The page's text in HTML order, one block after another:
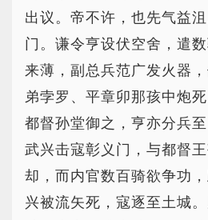
出议。帝不许，也先气益
门。谦令亨设伏空舍，遣
来薄，副总兵范广发火器
弟孛罗、平章卯那孩中炮
都督孙堂御之，亨亦分兵
武兴击寇彰义门，与都督
却，而内官数百骑欲争功
兴被流矢死，寇逐至土城